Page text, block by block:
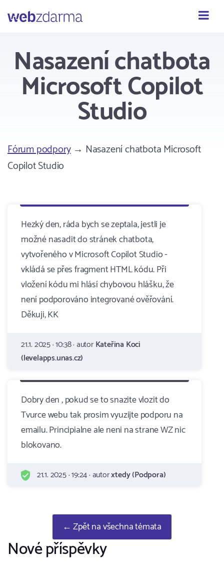
Webzdarma
Nasazení chatbota
Microsoft Copilot
Studio
Fórum podpory→ Nasazení chatbota Microsoft
Copilot Studio
Hezký den, ráda bych se zeptala, jestli je
možné nasadit do stránek chatbota,
vytvořeného v Microsoft Copilot Studio -
vkládá se přes fragment HTML kódu. Při
vložení kódu mi hlásí chybovou hlášku, že
není podporováno integrované ověřování.
Děkuji, KK
21.1. 2025 · 10:38 · autorKateřina Koci
(levelapps.unas.cz)
Dobry den , pokud se to snazite vlozit do
Tvurce webu tak prosim vyuzijte podporu na
emailu. Principialne ale neni na strane WZ nic
blokovano.
21.1. 2025 · 19:24 · autorxtedy (Podpora)
← Zpět na všechna témata
Nové příspěvky